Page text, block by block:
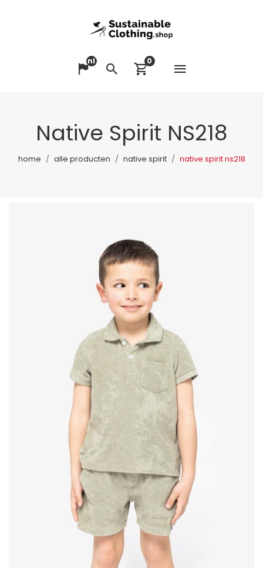
Taal veranderen
nl
ZoekenWinkelwagen
0
Native Spirit NS218
home alle producten native spirit native spirit ns218